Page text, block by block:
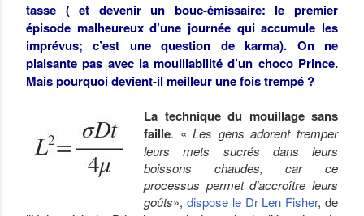
tasse ( et devenir un bouc-émissaire: le premier
épisode malheureux d’une journée qui accumule les
imprévus; c’est une question de karma). On ne
plaisante pas avec la mouillabilité d’un choco Prince.
Mais pourquoi devient-il meilleur une fois trempé ?
La technique du mouillage sans
faille. «Les gens adorent tremper
leurs mets sucrés dans leurs
boissons chaudes, car ce
processus permet d’accroître leurs
goûts», dispose le Dr Len Fisher, de